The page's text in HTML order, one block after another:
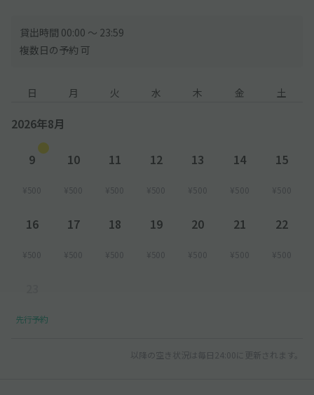
貸出時間 00:00 〜 23:59
複数日の予約 可
日 月 火 水 木 金 土
2026年8月
9
¥500
10
¥500
11
¥500
12
¥500
13
¥500
14
¥500
15
¥500
16
¥500
17
¥500
18
¥500
19
¥500
20
¥500
21
¥500
22
¥500
先行予約
以降の空き状況は毎日24:00に更新されます。